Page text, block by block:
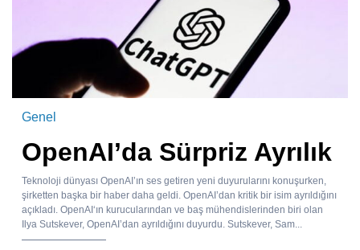
Genel
OpenAI’da Sürpriz Ayrılık
Teknoloji dünyası OpenAI’ın ses getiren yeni duyurularını konuşurken,
şirketten başka bir haber daha geldi. OpenAI’dan kritik bir isim ayrıldığını
açıkladı. OpenAI‘ın kurucularından ve baş mühendislerinden biri olan
Ilya Sutskever, OpenAI’dan ayrıldığını duyurdu. Sutskever, Sam...